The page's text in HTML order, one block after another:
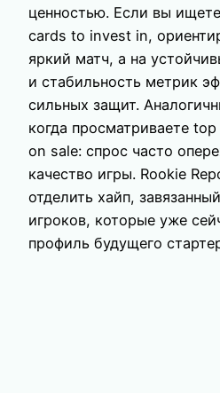
ценностью. Если вы
cards to invest in,
яркий матч, а на
и стабильность метрик
сильных защит.
когда просматриваете
on sale: спрос часто
качество игры. Rookie
отделить хайп,
игроков, которые уже
профиль будущего